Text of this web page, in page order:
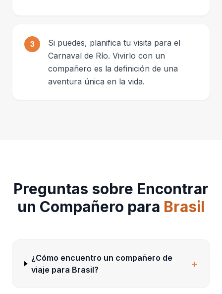
3
Si puedes, planifica tu visita para el
Carnaval de Río. Vivirlo con un
compañero es la definición de una
aventura única en la vida.
Preguntas sobre Encontrar
un Compañero para Brasil
¿Cómo encuentro un compañero de
viaje para Brasil?
+